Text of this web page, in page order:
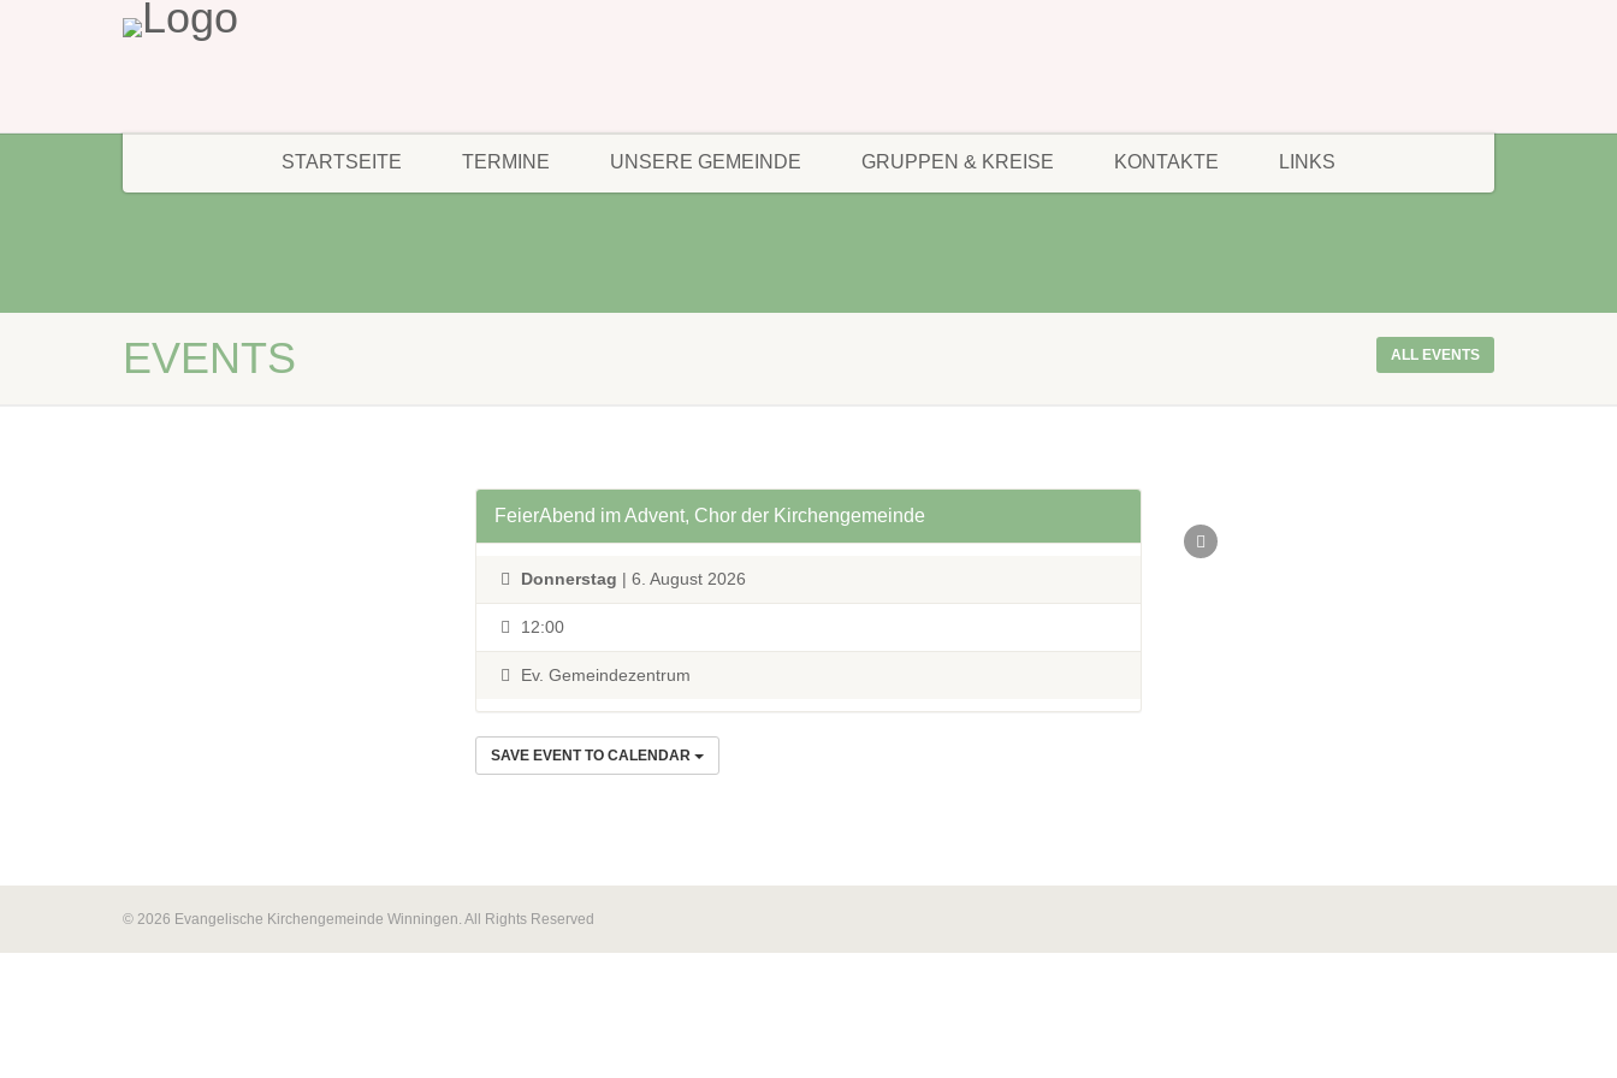
STARTSEITE TERMINE UNSERE GEMEINDE GRUPPEN & KREISE KONTAKTE LINKS
EVENTS ALL EVENTS
FeierAbend im Advent, Chor der Kirchengemeinde
Donnerstag | 6. August 2026
12:00
Ev. Gemeindezentrum
SAVE EVENT TO CALENDAR
© 2026 Evangelische Kirchengemeinde Winningen. All Rights Reserved